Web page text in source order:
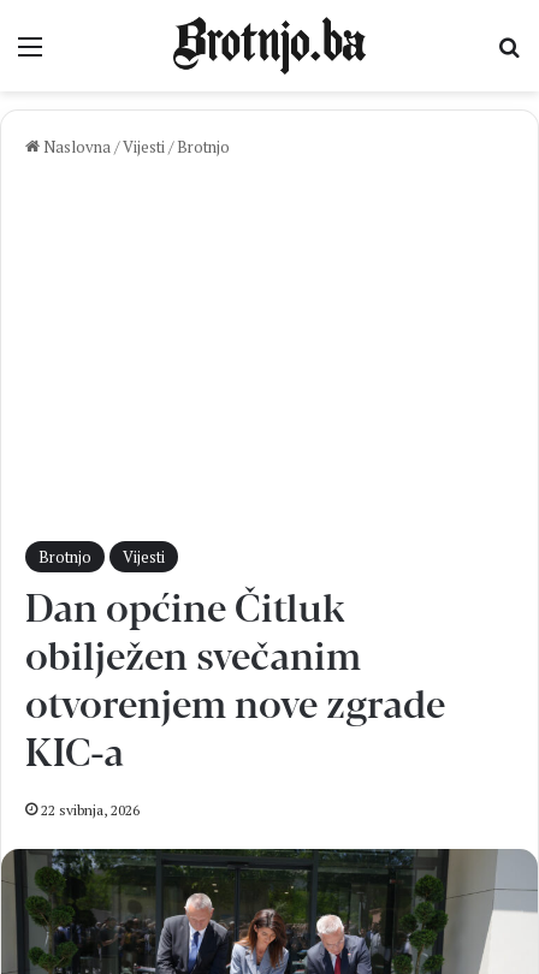
Izbornik
Naslovna/Vijesti/ Brotnjo
Brotnjo Vijesti
Dan općine Čitluk
obilježen svečanim
otvorenjem nove zgrade
KIC-a
22 svibnja, 2026